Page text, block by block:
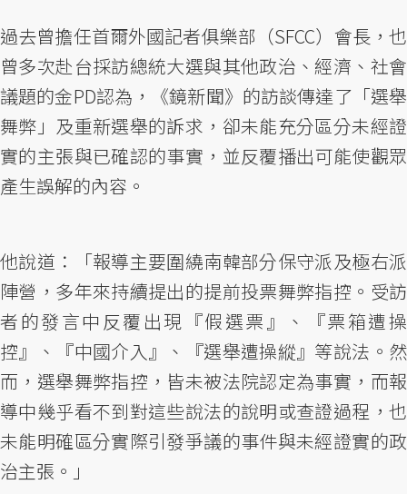
過去曾擔任首爾外國記者俱樂部（SFCC）會長，也
曾多次赴台採訪總統大選與其他政治、經濟、社會
議題的金PD認為，《鏡新聞》的訪談傳達了「選舉
舞弊」及重新選舉的訴求，卻未能充分區分未經證
實的主張與已確認的事實，並反覆播出可能使觀眾
產生誤解的內容。
他說道：「報導主要圍繞南韓部分保守派及極右派
陣營，多年來持續提出的提前投票舞弊指控。受訪
者的發言中反覆出現『假選票』、『票箱遭操
控』、『中國介入』、『選舉遭操縱』等說法。然
而，選舉舞弊指控，皆未被法院認定為事實，而報
導中幾乎看不到對這些說法的說明或查證過程，也
未能明確區分實際引發爭議的事件與未經證實的政
治主張。」